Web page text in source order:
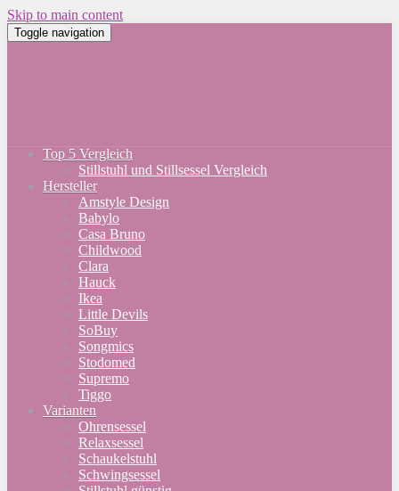
Skip to main content
Toggle navigation
Top 5 Vergleich
Stillstuhl und Stillsessel Vergleich
Hersteller
Amstyle Design
Babylo
Casa Bruno
Childwood
Clara
Hauck
Ikea
Little Devils
SoBuy
Songmics
Stodomed
Supremo
Tiggo
Varianten
Ohrensessel
Relaxsessel
Schaukelstuhl
Schwingsessel